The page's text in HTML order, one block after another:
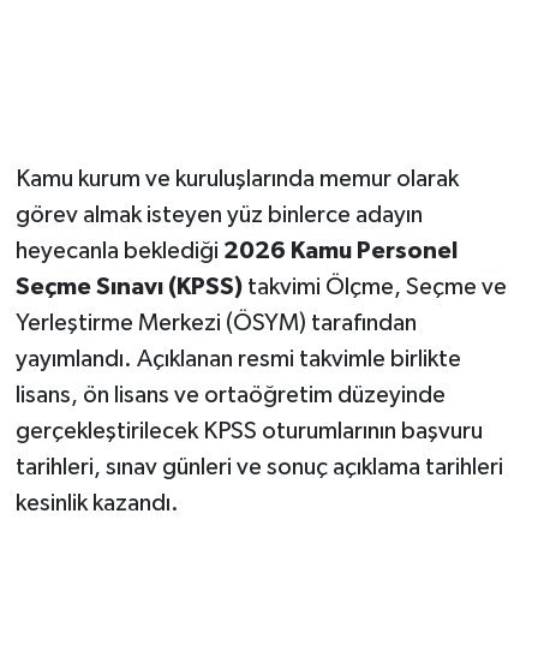
Kamu kurum ve kuruluşlarında memur olarak
görev almak isteyen yüz binlerce adayın
heyecanla beklediği 2026 Kamu Personel
Seçme Sınavı (KPSS)takvimi Ölçme, Seçme ve
Yerleştirme Merkezi (ÖSYM) tarafından
yayımlandı. Açıklanan resmi takvimle birlikte
lisans, ön lisans ve ortaöğretim düzeyinde
gerçekleştirilecek KPSS oturumlarının başvuru
tarihleri, sınav günleri ve sonuç açıklama tarihleri
kesinlik kazandı.